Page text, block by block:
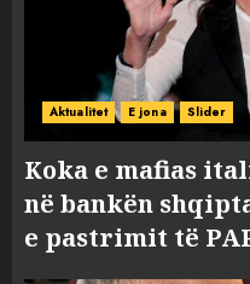
Aktualitet E jona Slider
Koka e mafias
në bankën
e pastrimit të